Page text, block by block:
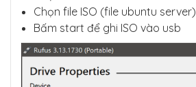
Chọn file ISO (file ubuntu server)
Bấm start để ghi ISO vào usb